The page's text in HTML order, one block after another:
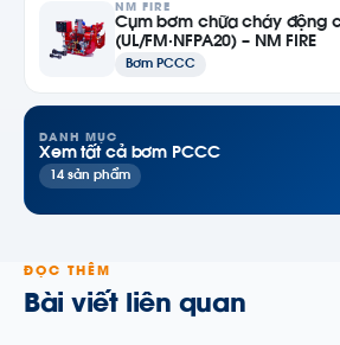
NM FIRE
Cụm bơm chữa cháy động
(UL/FM·NFPA20) – NM FIRE
Bơm PCCC
DANH MỤC
Xem tất cả bơm PCCC
14 sản phẩm
ĐỌC THÊM
Bài viết liên quan